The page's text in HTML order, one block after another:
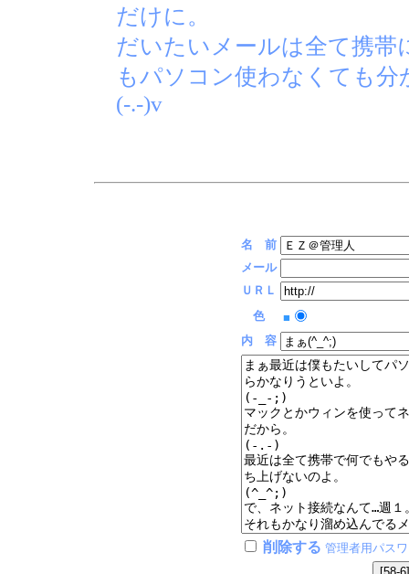
だけに。
だいたいメールは全て携帯
もパソコン使わなくても
(-.-)v
名 前
メール
ＵＲＬ
色
■
内 容
削除する 管理者用パス